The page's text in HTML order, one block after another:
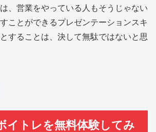
、営業をやっている人もそうじゃない
ことができるプレゼンテーションスキ
することは、決して無駄ではないと思
イトレを無料体験してみ